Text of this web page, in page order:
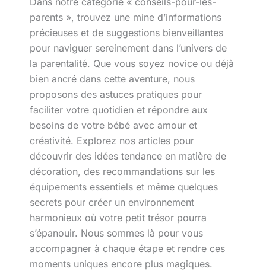
parents », trouvez une mine d’informations
précieuses et de suggestions bienveillantes
pour naviguer sereinement dans l’univers de
la parentalité. Que vous soyez novice ou déjà
bien ancré dans cette aventure, nous
proposons des astuces pratiques pour
faciliter votre quotidien et répondre aux
besoins de votre bébé avec amour et
créativité. Explorez nos articles pour
découvrir des idées tendance en matière de
décoration, des recommandations sur les
équipements essentiels et même quelques
secrets pour créer un environnement
harmonieux où votre petit trésor pourra
s’épanouir. Nous sommes là pour vous
accompagner à chaque étape et rendre ces
moments uniques encore plus magiques.